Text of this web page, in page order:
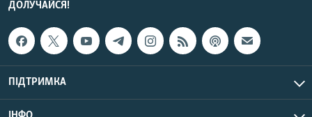
ДОЛУЧАЙСЯ!
ПІДТРИМКА